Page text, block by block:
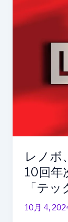
レノボ
10回年
「テ
10月 4,
ボ、
日
年
次
テ
ノ